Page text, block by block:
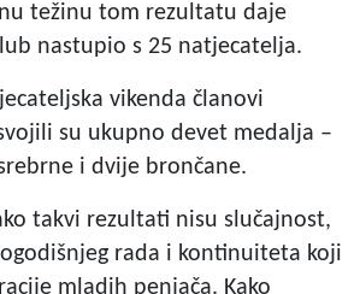
težinu tom rezultatu daje
nastupio s 25 natjecatelja.
vikenda članovi
su ukupno devet medalja –
i dvije brončane.
takvi rezultati nisu slučajnost,
rada i kontinuiteta koji
mladih penjača. Kako